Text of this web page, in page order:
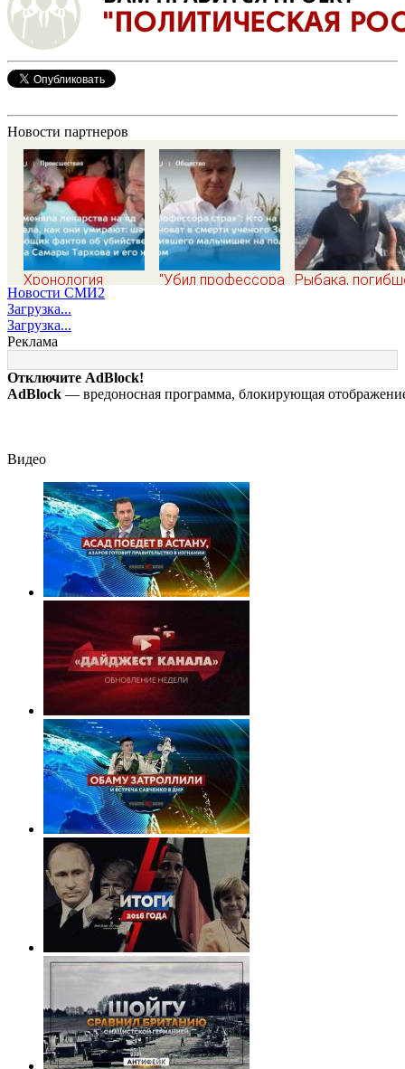
Новости партнеров
Хронология
убийства экс-мэра
Самары Виктора
Тархова и его
жены: шесть
шокирующих
фактов, новые
"Убил профессора
ученого Зезина,
остановившего
мальчишек на поле
Рыбака,
Новости СМИ2
Загрузка...
Загрузка...
Реклама
Отключите AdBlock!
AdBlock — вредоносная программа, блокирующая
Видео